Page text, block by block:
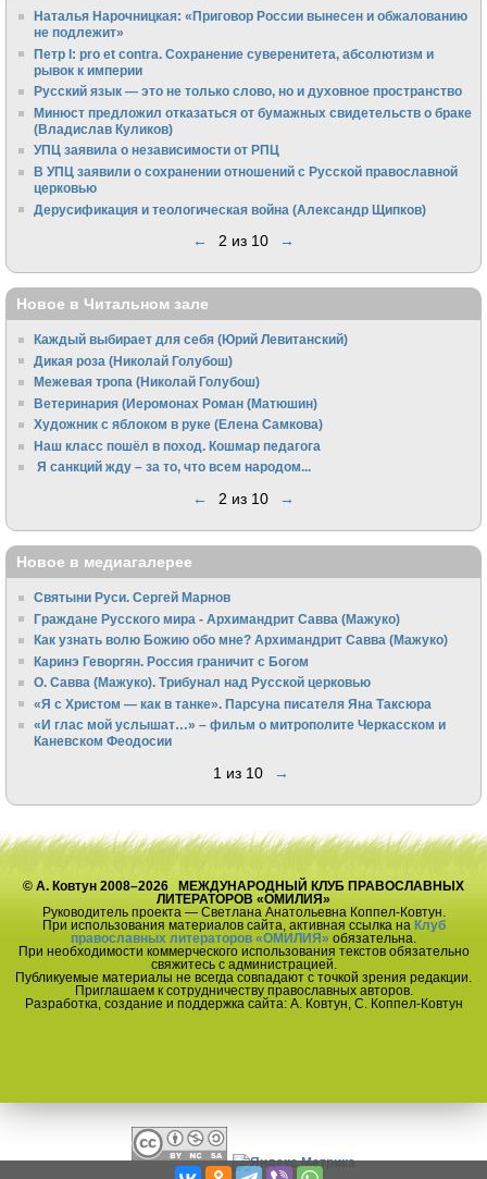
Наталья Нарочницкая: «Приговор России вынесен и обжалованию
не подлежит»
Петр I: pro et contra. Сохранение суверенитета, абсолютизм и
рывок к империи
Русский язык — это не только слово, но и духовное пространство
Минюст предложил отказаться от бумажных свидетельств о браке
(Владислав Куликов)
УПЦ заявила о независимости от РПЦ
В УПЦ заявили о сохранении отношений с Русской православной
церковью
Дерусификация и теологическая война (Александр Щипков)
← 2 из 10 →
Новое в Читальном зале
Каждый выбирает для себя (Юрий Левитанский)
Дикая роза (Николай Голубош)
Межевая тропа (Николай Голубош)
Ветеринария (Иеромонах Роман (Матюшин)
Художник с яблоком в руке (Елена Самкова)
Наш класс пошёл в поход. Кошмар педагога
Я санкций жду – за то, что всем народом...
← 2 из 10 →
Новое в медиагалерее
Святыни Руси. Сергей Марнов
Граждане Русского мира - Архимандрит Савва (Мажуко)
Как узнать волю Божию обо мне? Архимандрит Савва (Мажуко)
Каринэ Геворгян. Россия граничит с Богом
О. Савва (Мажуко). Трибунал над Русской церковью
«Я с Христом — как в танке». Парсуна писателя Яна Таксюра
«И глас мой услышат…» – фильм о митрополите Черкасском и
Каневском Феодосии
1 из 10 →
© А. Ковтун 2008–2026 МЕЖДУНАРОДНЫЙ КЛУБ ПРАВОСЛАВНЫХ
ЛИТЕРАТОРОВ «ОМИЛИЯ»
Руководитель проекта — Светлана Анатольевна Коппел-Ковтун.
При использования материалов сайта, активная ссылка на Клуб
православных литераторов «ОМИЛИЯ» обязательна.
При необходимости коммерческого использования текстов обязательно
свяжитесь с администрацией.
Публикуемые материалы не всегда совпадают с точкой зрения редакции.
Приглашаем к сотрудничеству православных авторов.
Разработка, создание и поддержка сайта: А. Ковтун, С. Коппел-Ковтун